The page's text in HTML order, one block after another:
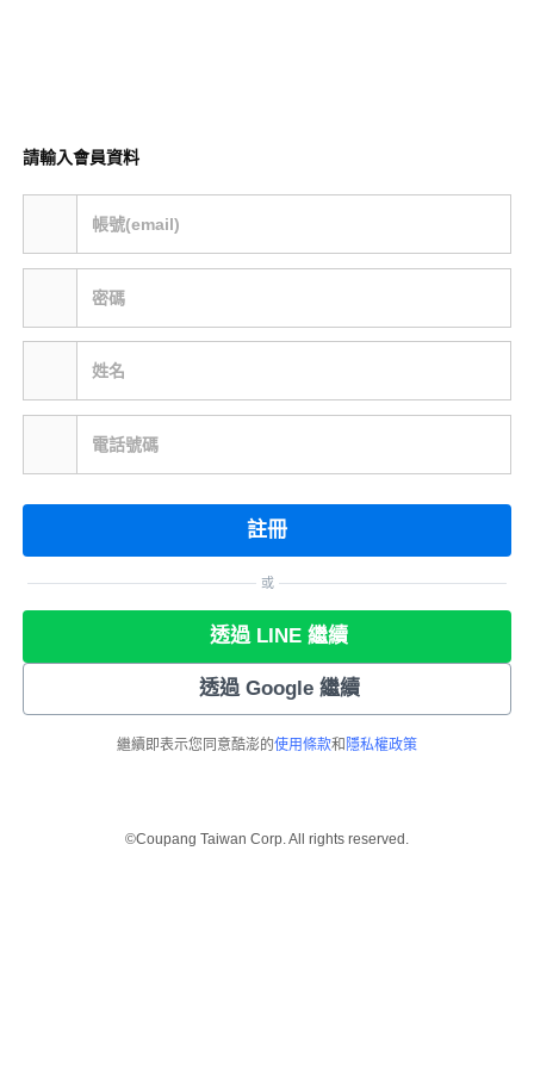
請輸入會員資料
帳號(email)
密碼
姓名
電話號碼
註冊
或
透過 LINE 繼續
透過 Google 繼續
繼續即表示您同意酷澎的使用條款和 隱私權政策
©Coupang Taiwan Corp. All rights reserved.